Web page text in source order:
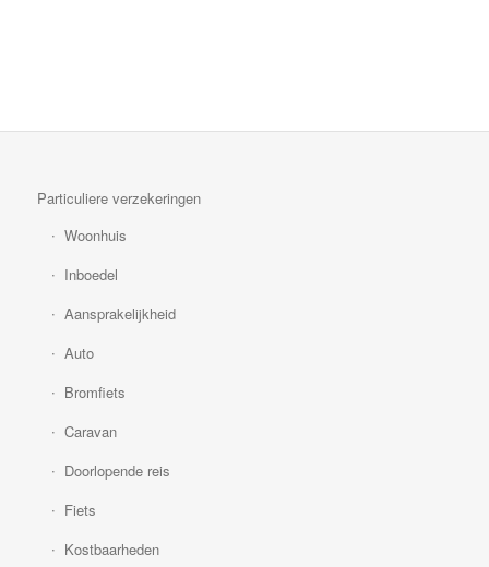
Particuliere verzekeringen
Woonhuis
Inboedel
Aansprakelijkheid
Auto
Bromfiets
Caravan
Doorlopende reis
Fiets
Kostbaarheden